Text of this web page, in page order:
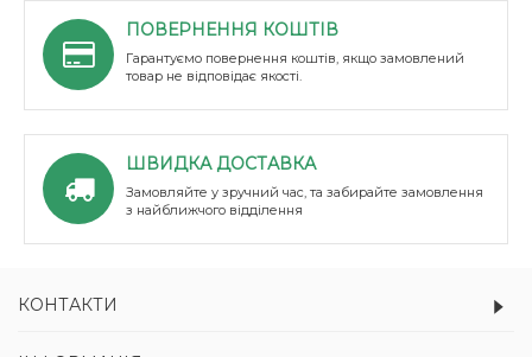
ПОВЕРНЕННЯ КОШТІВ
Гарантуємо повернення коштів, якщо замовлений
товар не відповідає якості.
ШВИДКА ДОСТАВКА
Замовляйте у зручний час, та забирайте замовлення
з найближчого відділення
КОНТАКТИ